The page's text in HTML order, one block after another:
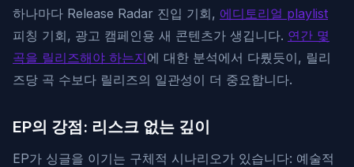
하나마다 Release Radar 진입 기회, 에디토리얼 playlist
피칭 기회, 광고 캠페인용 새 콘텐츠가 생깁니다. 연간 몇
곡을 릴리즈해야 하는지에 대한 분석에서 다뤘듯이, 릴리
즈당 곡 수보다 릴리즈의 일관성이 더 중요합니다.
EP의 강점: 리스크 없는 깊이
EP가 싱글을 이기는 구체적 시나리오가 있습니다: 예술적